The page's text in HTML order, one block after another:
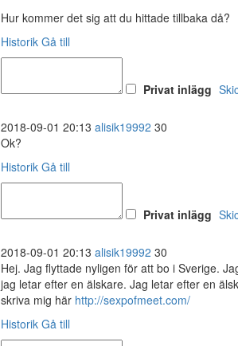
Hur kommer det sig att du hittade tillbaka då?
Historik Gå till
Privat inlägg
2018-09-01 20:13 alisik19992 30
Ok?
Historik Gå till
Privat inlägg
2018-09-01 20:13 alisik19992 30
Hej. Jag flyttade nyligen för att bo i Sverige.
jag letar efter en älskare. Jag letar efter en
skriva mig här http://sexpofmeet.com/
Historik Gå till